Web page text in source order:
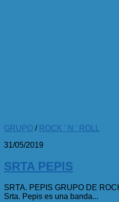
GRUPO / ROCK ' N ' ROLL
31/05/2019
SRTA PEPIS
SRTA. PEPIS GRUPO DE
Srta. Pepis es una banda...